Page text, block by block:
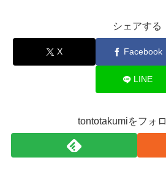
シェアする
X Facebook
LINE
tontotakumiをフォ